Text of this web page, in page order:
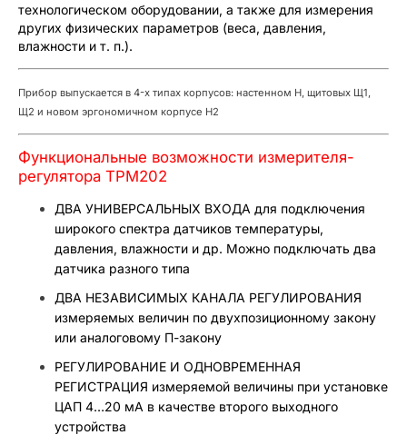
технологическом оборудовании, а также для измерения
других физических параметров (веса, давления,
влажности и т. п.).
Прибор выпускается в 4-х типах корпусов: настенном Н, щитовых Щ1,
Щ2 и новом эргономичном корпусе Н2
Функциональные возможности измерителя-
регулятора ТРМ202
ДВА УНИВЕРСАЛЬНЫХ ВХОДА для подключения
широкого спектра датчиков температуры,
давления, влажности и др. Можно подключать два
датчика разного типа
ДВА НЕЗАВИСИМЫХ КАНАЛА РЕГУЛИРОВАНИЯ
измеряемых величин по двухпозиционному закону
или аналоговому П-закону
РЕГУЛИРОВАНИЕ И ОДНОВРЕМЕННАЯ
РЕГИСТРАЦИЯ измеряемой величины при установке
ЦАП 4…20 мА в качестве второго выходного
устройства